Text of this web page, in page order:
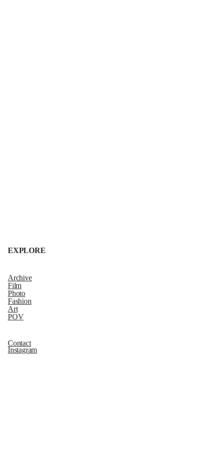
EXPLORE
Archive
Film
Photo
Fashion
Art
POV
Contact
Instagram